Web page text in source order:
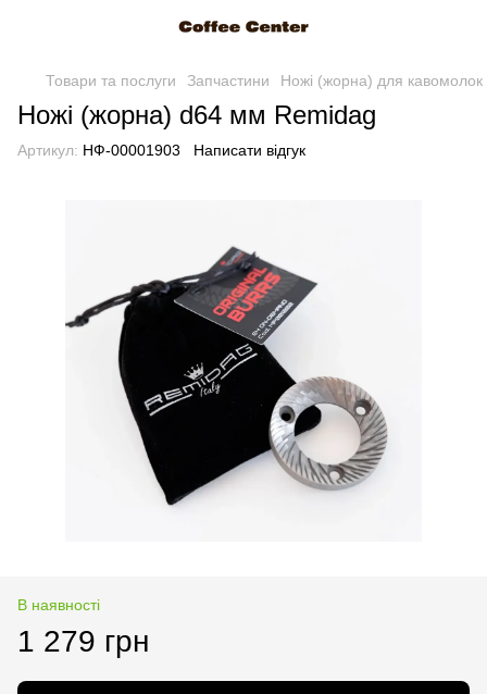
Товари та послуги Запчастини Ножі (жорна) для кавомолок
Ножі (жорна) d64 мм Remidag
Артикул: НФ-00001903 Написати відгук
В наявності
1 279 грн